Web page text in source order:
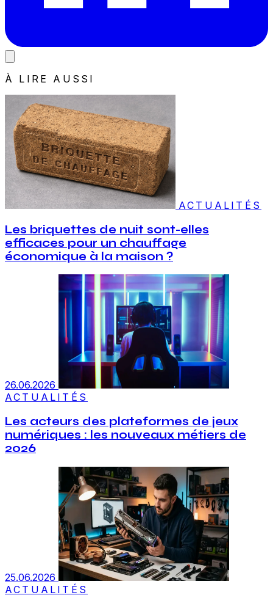
À LIRE AUSSI
ACTUALITÉS
Les briquettes de nuit sont-elles
efficaces pour un chauffage
économique à la maison ?
26.06.2026
ACTUALITÉS
Les acteurs des plateformes de jeux
numériques : les nouveaux métiers de
2026
25.06.2026
ACTUALITÉS